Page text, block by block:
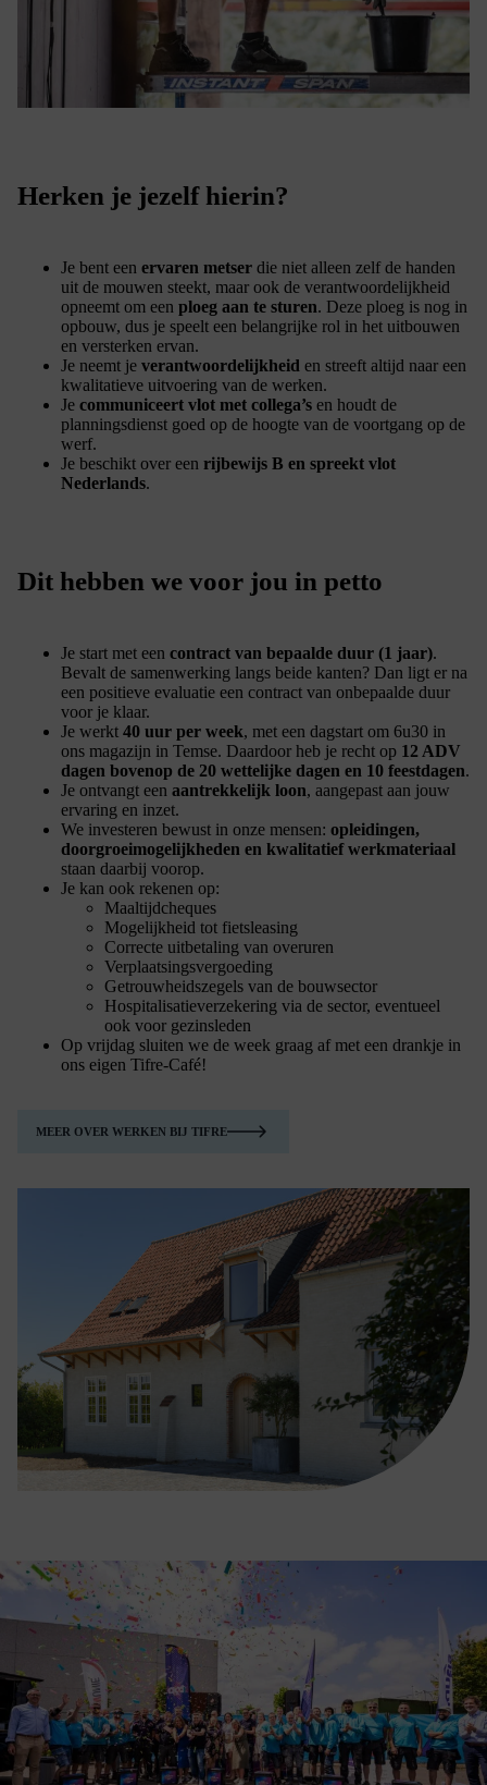
Herken je jezelf hierin?
Je bent een ervaren metser die niet alleen zelf de handen
uit de mouwen steekt, maar ook de verantwoordelijkheid
opneemt om een ploeg aan te sturen. Deze ploeg is nog in
opbouw, dus je speelt een belangrijke rol in het uitbouwen
en versterken ervan.
Je neemt je verantwoordelijkheid en streeft altijd naar een
kwalitatieve uitvoering van de werken.
Je communiceert vlot met collega’s en houdt de
planningsdienst goed op de hoogte van de voortgang op de
werf.
Je beschikt over een rijbewijs B en spreekt vlot
Nederlands.
Dit hebben we voor jou in petto
Je start met een contract van bepaalde duur (1 jaar).
Bevalt de samenwerking langs beide kanten? Dan ligt er na
een positieve evaluatie een contract van onbepaalde duur
voor je klaar.
Je werkt 40 uur per week, met een dagstart om 6u30 in
ons magazijn in Temse. Daardoor heb je recht op 12 ADV
dagen bovenop de 20 wettelijke dagen en 10 feestdagen.
Je ontvangt een aantrekkelijk loon, aangepast aan jouw
ervaring en inzet.
We investeren bewust in onze mensen: opleidingen,
doorgroeimogelijkheden en kwalitatief werkmateriaal
staan daarbij voorop.
Je kan ook rekenen op:
Maaltijdcheques
Mogelijkheid tot fietsleasing
Correcte uitbetaling van overuren
Verplaatsingsvergoeding
Getrouwheidszegels van de bouwsector
Hospitalisatieverzekering via de sector, eventueel
ook voor gezinsleden
Op vrijdag sluiten we de week graag af met een drankje in
ons eigen Tifre-Café!
MEER OVER WERKEN BIJ TIFRE